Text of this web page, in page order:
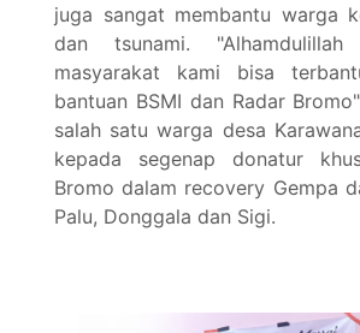
juga sangat membantu warga
dan tsunami.
masyarakat kami bisa
bantuan BSMI dan Radar
salah satu warga desa
kepada segenap donatur
Bromo dalam recovery Gempa
Palu, Donggala dan Sigi.